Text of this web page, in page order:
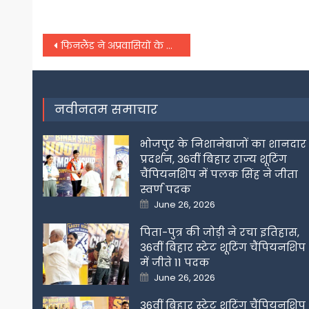
Post
navigation
फिनलैंड ने अप्रवासियों के लिए बनाई खास योजना, भारतीय कामगारों और नर्सों को होगा बड़ा फायदा
नवीनतम समाचार
भोजपुर के निशानेबाजों का शानदार
प्रदर्शन, 36वीं बिहार राज्य शूटिंग
चैंपियनशिप में पलक सिंह ने जीता
स्वर्ण पदक
Posted
on
June 26, 2026
पिता-पुत्र की जोड़ी ने रचा इतिहास,
36वीं बिहार स्टेट शूटिंग चैंपियनशिप
में जीते 11 पदक
Posted
on
June 26, 2026
36वीं बिहार स्टेट शूटिंग चैंपियनशिप